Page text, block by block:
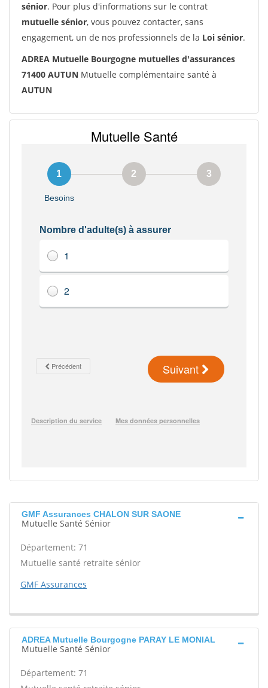
sénior. Pour plus d'informations sur le contrat
mutuelle sénior, vous pouvez contacter, sans
engagement, un de nos professionnels de la Loi sénior.
ADREA Mutuelle Bourgogne mutuelles d'assurances
71400 AUTUN Mutuelle complémentaire santé à
AUTUN
GMF Assurances CHALON SUR SAONE
Mutuelle Santé Sénior
Département: 71
Mutuelle santé retraite sénior
GMF Assurances
ADREA Mutuelle Bourgogne PARAY LE MONIAL
Mutuelle Santé Sénior
Département: 71